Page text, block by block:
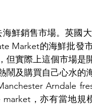
鮮銷售市場。英國
Market的海鮮批發
實際上這個市場是
鬧及購買自己心水的
Arndale
，亦有當地